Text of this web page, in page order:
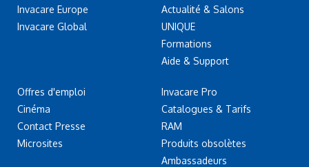
Invacare Europe
Invacare Global
Offres d'emploi
Cinéma
Contact Presse
Microsites
Actualité & Salons
UNIQUE
Formations
Aide & Support
Invacare Pro
Catalogues & Tarifs
RAM
Produits obsolètes
Ambassadeurs